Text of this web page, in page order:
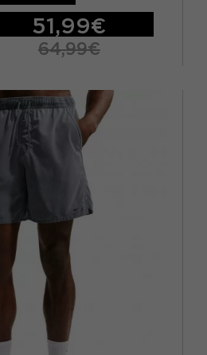
51,99€
64,99€